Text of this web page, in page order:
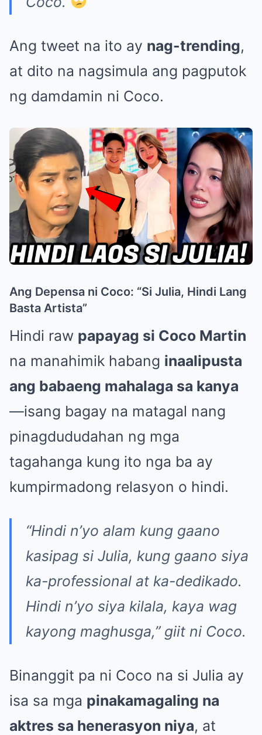
Ang tweet na ito ay nag-trending,
at dito na nagsimula ang pagputok
ng damdamin ni Coco.
Ang Depensa ni Coco: “Si Julia, Hindi Lang
Basta Artista”
Hindi raw papayag si Coco Martin
na manahimik habang inaalipusta
ang babaeng mahalaga sa kanya
—isang bagay na matagal nang
pinagdududahan ng mga
tagahanga kung ito nga ba ay
kumpirmadong relasyon o hindi.
“Hindi n’yo alam kung gaano
kasipag si Julia, kung gaano siya
ka-professional at ka-dedikado.
Hindi n’yo siya kilala, kaya wag
kayong maghusga,”giit ni Coco.
Binanggit pa ni Coco na si Julia ay
isa sa mga pinakamagaling na
aktres sa henerasyon niya, at